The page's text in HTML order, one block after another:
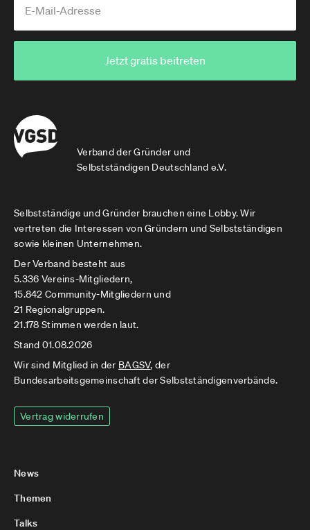
Verband der Gründer und
Selbstständigen Deutschland e.V.
Jetzt gratis beitreten
Selbstständige und Gründer brauchen eine Lobby. Wir
vertreten die Interessen von Gründern und Selbstständigen
sowie kleinen Unternehmen.
Der Verband besteht aus
5.336 Vereins-Mitgliedern,
15.842 Community-Mitgliedern und
21 Regionalgruppen.
21.178 Stimmen werden laut.
Stand 01.08.2026
Wir sind Mitglied in der BAGSV, der
Bundesarbeitsgemeinschaft der Selbstständigenverbände.
Vertrag widerrufen
News
Themen
Talks